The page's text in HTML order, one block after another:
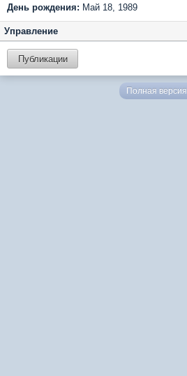
День рождения: Май 18, 1989
Управление
Публикации
Полная версия